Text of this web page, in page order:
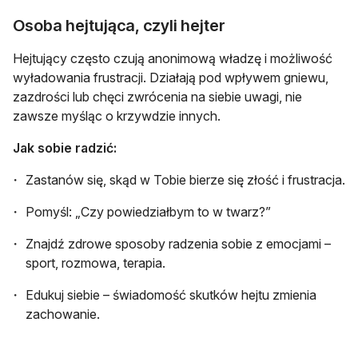
Osoba hejtująca, czyli hejter
Hejtujący często czują anonimową władzę i możliwość
wyładowania frustracji. Działają pod wpływem gniewu,
zazdrości lub chęci zwrócenia na siebie uwagi, nie
zawsze myśląc o krzywdzie innych.
Jak sobie radzić:
Zastanów się, skąd w Tobie bierze się złość i frustracja.
Pomyśl: „Czy powiedziałbym to w twarz?”
Znajdź zdrowe sposoby radzenia sobie z emocjami –
sport, rozmowa, terapia.
Edukuj siebie – świadomość skutków hejtu zmienia
zachowanie.